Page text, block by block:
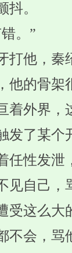
抖。
。”
打他，秦
他的骨架
着外界，
发了某个
任性发泄
见自己，
受这么大
不会，骂